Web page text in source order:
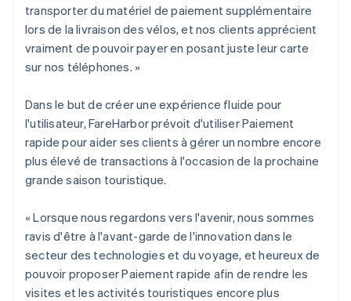
transporter du matériel de paiement supplémentaire
lors de la livraison des vélos, et nos clients apprécient
vraiment de pouvoir payer en posant juste leur carte
sur nos téléphones. »
Dans le but de créer une expérience fluide pour
l'utilisateur, FareHarbor prévoit d'utiliser Paiement
rapide pour aider ses clients à gérer un nombre encore
plus élevé de transactions à l'occasion de la prochaine
grande saison touristique.
« Lorsque nous regardons vers l'avenir, nous sommes
ravis d'être à l'avant-garde de l'innovation dans le
secteur des technologies et du voyage, et heureux de
pouvoir proposer Paiement rapide afin de rendre les
visites et les activités touristiques encore plus